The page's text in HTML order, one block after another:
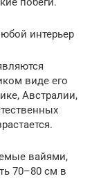
интерьер
виде его
Австралии,
вайями,
70–80 см в